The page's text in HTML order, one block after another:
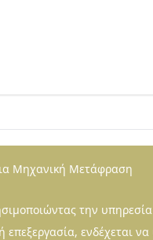
Μηχανική Μετάφραση
την
ενδέχεται